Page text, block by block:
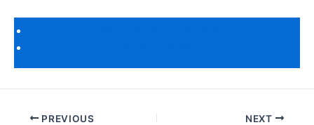
PREVIOUS NEXT